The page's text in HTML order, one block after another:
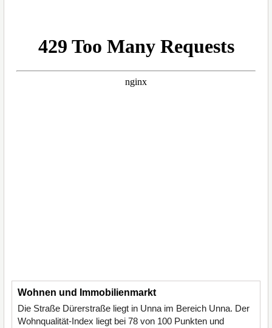
Wohnen und Immobilienmarkt
Die Straße Dürerstraße liegt in Unna im Bereich Unna. Der
Wohnqualität-Index liegt bei 78 von 100 Punkten und